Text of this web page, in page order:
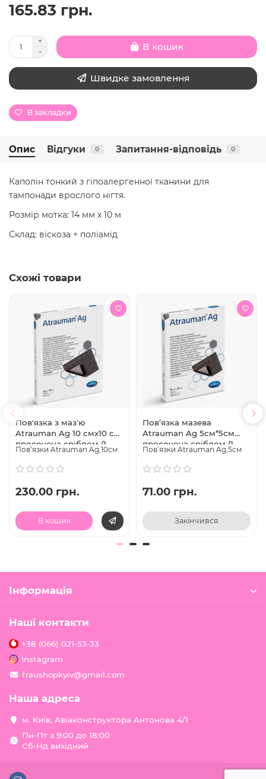
165.83 грн.
В кошик
Швидке замовлення
В закладки
Опис Відгуки 0 Запитання-відповідь 0
Каполін тонкий з гіпоалергенної тканини для
тампонади врослого нігтя.
Розмір мотка: 14 мм х 10 м
Склад: віскоза + поліамід
Схожі товари
Пов'язка з маз'ю
Atrauman Ag 10 смх10 см
просочена сріблом (1
шт.)
Пов‘язки Atrauman Ag,10см
230.00 грн.
В кошик
Пов’язка мазева
Atrauman Ag 5см*5см
просочена сріблом (1
шт.)
Пов‘язки Atrauman Ag,5см
71.00 грн.
Закінчився
Інформація
Наші контакти
+38 (066) 021-53-33
Instagram
fraushopkyiv@gmail.com
Наша адреса
м. Київ, Авіаконструктора Антонова 4/1
Пн-Пт з 9:00 до 18:00
Сб-Нд вихідний